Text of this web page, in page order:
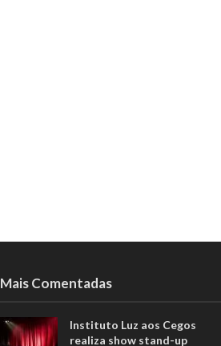
Mais Comentadas
Instituto Luz aos Cegos
realiza show stand-up